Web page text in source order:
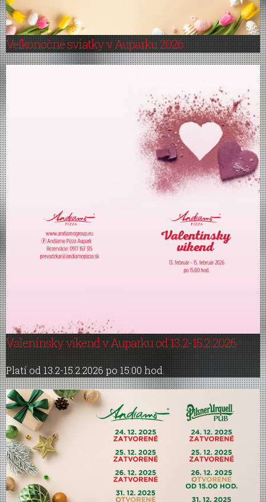
Veľkonočné sviatky v Auparku 2026
Valenínsky víkend v Auparku od 13.2-15.2.2026
Platí od 13.2-15.2.2026 po 15:00 hod.